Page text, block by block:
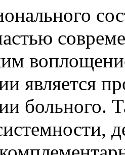
является
больного.